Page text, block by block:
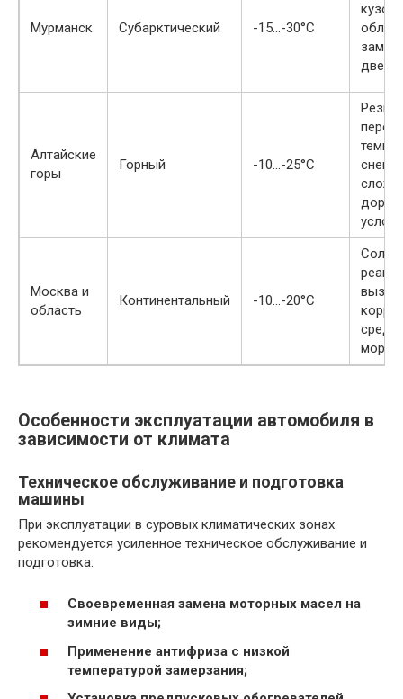
Мурманск Субарктический -15…-30°C
Алтайские
горы
Горный -10…-25°C
снег
Москва и
область
Континентальный -10…-20°C
Соль и
Особенности эксплуатации автомобиля в
зависимости от климата
Техническое обслуживание и подготовка
машины
При эксплуатации в суровых климатических зонах
рекомендуется усиленное техническое обслуживание и
подготовка:
Своевременная замена моторных масел на
зимние виды;
Применение антифриза с низкой
температурой замерзания;